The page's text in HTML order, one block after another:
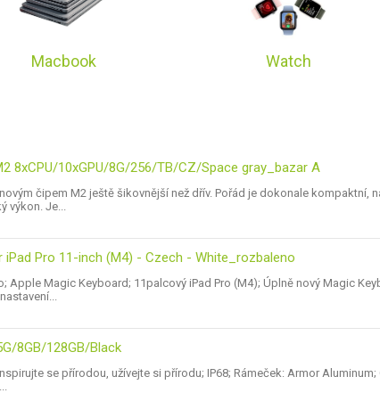
Macbook Watch
8xCPU/10xGPU/8G/256/TB/CZ/Space gray_bazar A
čipem M2 ještě šikovnější než dřív. Pořád je dokonale kompaktní,
výkon. Je...
iPad Pro 11-inch (M4) - Czech - White_rozbaleno
Apple Magic Keyboard; 11palcový iPad Pro (M4); Úplně nový Magic
8GB/128GB/Black
se přírodou, užívejte si přírodu; IP68; Rámeček: Armor